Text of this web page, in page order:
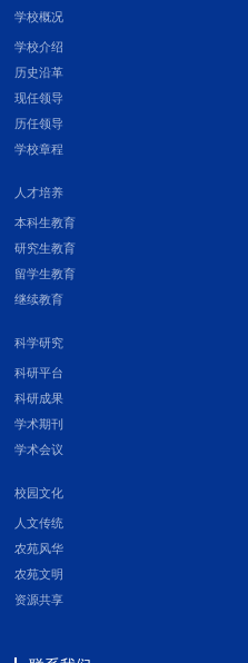
学校概况
学校介绍
历史沿革
现任领导
历任领导
学校章程
人才培养
本科生教育
研究生教育
留学生教育
继续教育
科学研究
科研平台
科研成果
学术期刊
学术会议
校园文化
人文传统
农苑风华
农苑文明
资源共享